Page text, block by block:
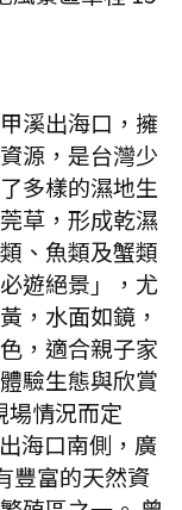
溪出海口，擁
源，是台灣少
多樣的濕地生
草，形成乾濕
、魚類及蟹類
遊絕景」，尤
，水面如鏡，
，適合親子家
驗生態與欣賞
情況而定
海口南側，廣
豐富的天然資